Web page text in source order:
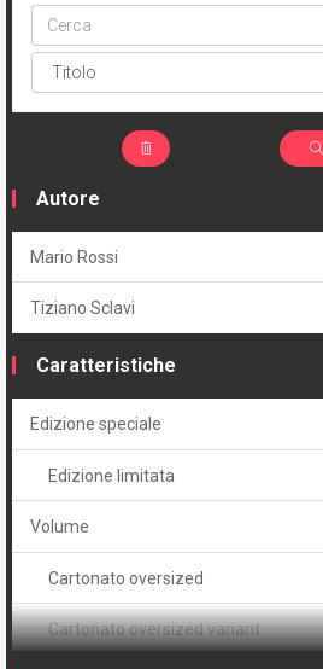
Cerca
ptype
Autore
Mario Rossi
Tiziano Sclavi
Caratteristiche
Edizione speciale
Edizione limitata
Volume
Cartonato oversized
Cartonato oversized variant